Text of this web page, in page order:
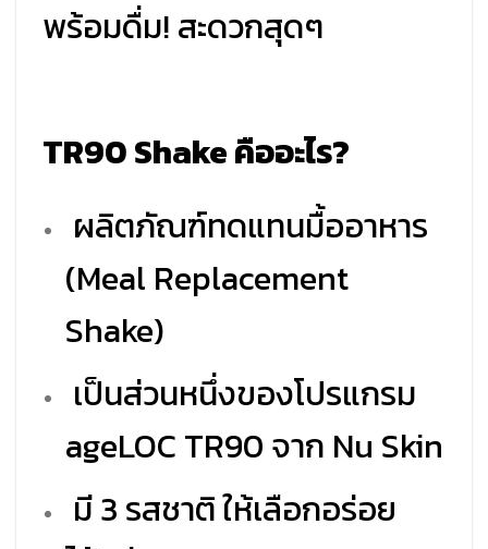
พร้อมดื่ม! สะดวกสุดๆ
TR90 Shake คืออะไร?
ผลิตภัณฑ์ทดแทนมื้ออาหาร
(Meal Replacement
Shake)
เป็นส่วนหนึ่งของโปรแกรม
ageLOC TR90 จาก Nu Skin
มี 3 รสชาติ ให้เลือกอร่อย